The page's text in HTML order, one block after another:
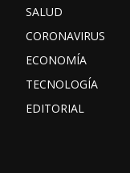
SALUD
CORONAVIRUS
ECONOMÍA
TECNOLOGÍA
EDITORIAL